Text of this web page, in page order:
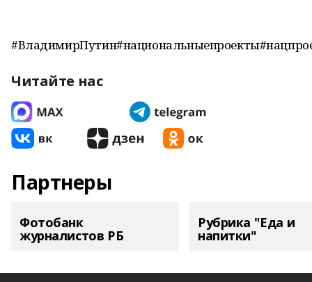
Читайте нас
Партнеры
Фотобанк
журналистов РБ
Рубрика "Еда и
напитки"